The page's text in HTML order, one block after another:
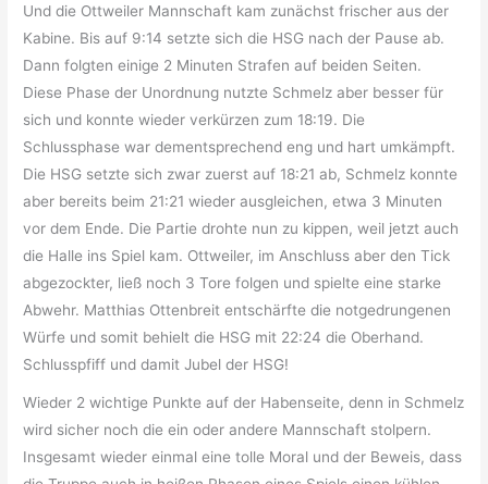
Und die Ottweiler Mannschaft kam zunächst frischer aus der
Kabine. Bis auf 9:14 setzte sich die HSG nach der Pause ab.
Dann folgten einige 2 Minuten Strafen auf beiden Seiten.
Diese Phase der Unordnung nutzte Schmelz aber besser für
sich und konnte wieder verkürzen zum 18:19. Die
Schlussphase war dementsprechend eng und hart umkämpft.
Die HSG setzte sich zwar zuerst auf 18:21 ab, Schmelz konnte
aber bereits beim 21:21 wieder ausgleichen, etwa 3 Minuten
vor dem Ende. Die Partie drohte nun zu kippen, weil jetzt auch
die Halle ins Spiel kam. Ottweiler, im Anschluss aber den Tick
abgezockter, ließ noch 3 Tore folgen und spielte eine starke
Abwehr. Matthias Ottenbreit entschärfte die notgedrungenen
Würfe und somit behielt die HSG mit 22:24 die Oberhand.
Schlusspfiff und damit Jubel der HSG!
Wieder 2 wichtige Punkte auf der Habenseite, denn in Schmelz
wird sicher noch die ein oder andere Mannschaft stolpern.
Insgesamt wieder einmal eine tolle Moral und der Beweis, dass